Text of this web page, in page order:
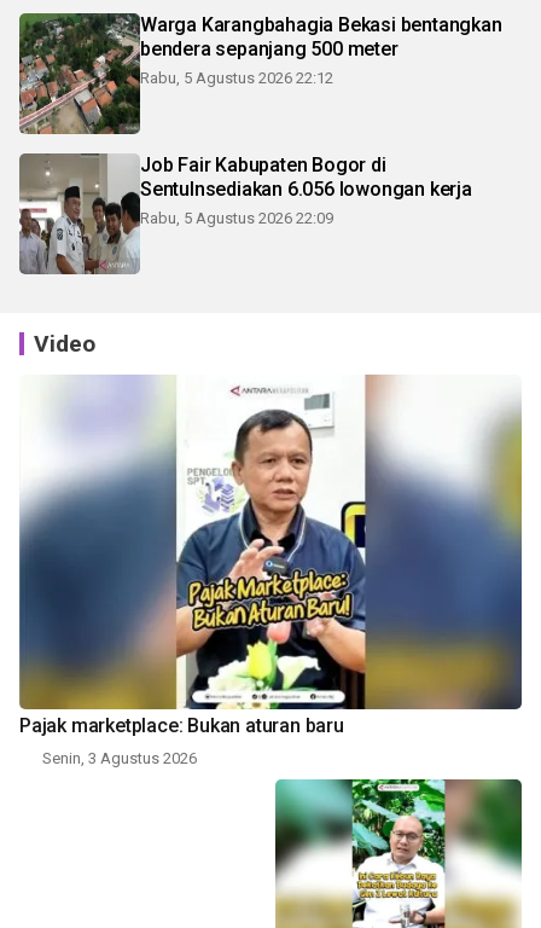
Warga Karangbahagia Bekasi bentangkan
bendera sepanjang 500 meter
Rabu, 5 Agustus 2026 22:12
Job Fair Kabupaten Bogor di
Sentulnsediakan 6.056 lowongan kerja
Rabu, 5 Agustus 2026 22:09
Video
Pajak marketplace: Bukan aturan baru
Senin, 3 Agustus 2026